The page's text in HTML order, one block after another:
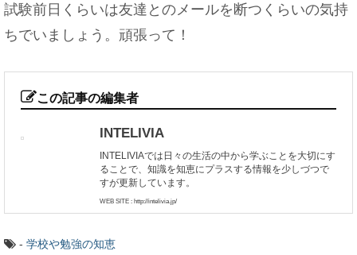
試験前日くらいは友達とのメールを断つくらいの気持
ちでいましょう。頑張って！
この記事の編集者
INTELIVIA
INTELIVIAでは日々の生活の中から学ぶことを大切にす
ることで、知識を知恵にプラスする情報を少しづつで
すが更新しています。
WEB SITE : http://intelivia.jp/
- 学校や勉強の知恵